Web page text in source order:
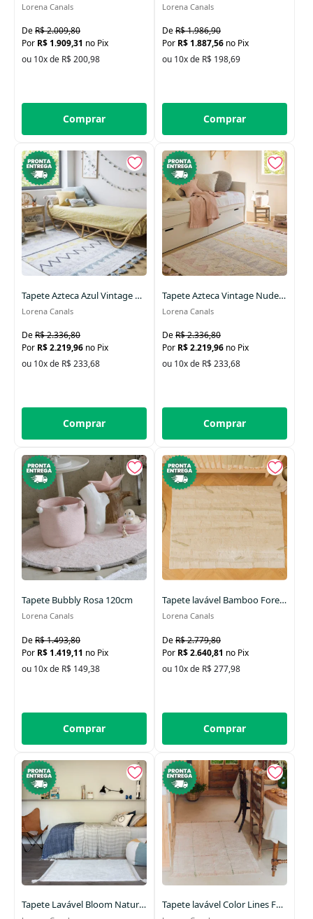
Lorena Canals
R$ 2.009,80
R$ 1.909,31 no Pix
ou 10x de R$ 200,98
Comprar
Lorena Canals
R$ 1.986,90
R$ 1.887,56 no Pix
ou 10x de R$ 198,69
Comprar
Tapete Azteca Azul Vintage P 120x160cm
Lorena Canals
R$ 2.336,80
R$ 2.219,96 no Pix
ou 10x de R$ 233,68
Comprar
Tapete Azteca Vintage Nude P 120 x 160 cm
Lorena Canals
R$ 2.336,80
R$ 2.219,96 no Pix
ou 10x de R$ 233,68
Comprar
Tapete Bubbly Rosa 120cm
Lorena Canals
R$ 1.493,80
R$ 1.419,11 no Pix
ou 10x de R$ 149,38
Comprar
Tapete lavável Bamboo Forest 120 x 160 cm
Lorena Canals
R$ 2.779,80
R$ 2.640,81 no Pix
ou 10x de R$ 277,98
Comprar
Tapete Lavável Bloom Natural 120 x 160 cm Tapete lavável Color Lines Farm 90 x 130 cm